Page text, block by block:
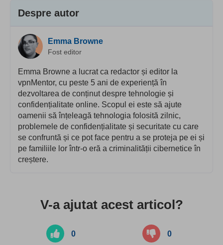
Despre autor
Emma Browne
Fost editor
Emma Browne a lucrat ca redactor și editor la
vpnMentor, cu peste 5 ani de experiență în
dezvoltarea de conținut despre tehnologie și
confidențialitate online. Scopul ei este să ajute
oamenii să înțeleagă tehnologia folosită zilnic,
problemele de confidențialitate și securitate cu care
se confruntă și ce pot face pentru a se proteja pe ei și
pe familiile lor într-o eră a criminalității cibernetice în
creștere.
V-a ajutat acest articol?
0 0